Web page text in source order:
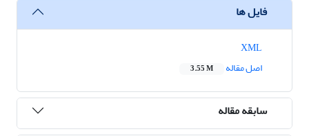
فایل ها
اصل مقاله
3.55 M
سابقه مقاله